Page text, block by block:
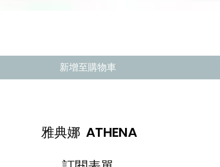
新增至購物車
雅典娜 ATHENA